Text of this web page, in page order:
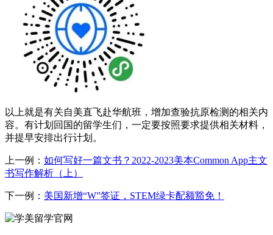
以上就是有关自美直飞赴华航班，增加查验抗原检测的相关内
容。有计划回国的留学生们，一定要按照要求提供相关材料，
并提早安排出行计划。
上一例： 如何写好一篇文书？2022-2023美本Common App主文
书写作解析（上）
下一例： 美国新增“W”签证，STEM绿卡配额豁免！